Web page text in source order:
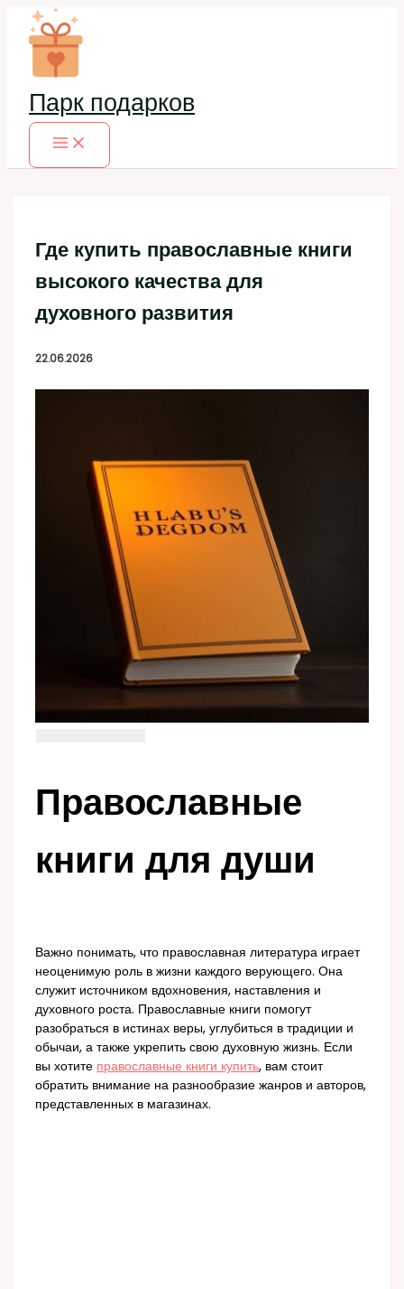
Перейти
содержимому
Парк подарков
Где купить православные книги
высокого качества для
духовного развития
22.06.2026
Православные
книги для души
Важно понимать, что православная литература играет
неоценимую роль в жизни каждого верующего. Она
служит источником вдохновения, наставления и
духовного роста. Православные книги помогут
разобраться в истинах веры, углубиться в традиции и
обычаи, а также укрепить свою духовную жизнь. Если
вы хотите православные книги купить, вам стоит
обратить внимание на разнообразие жанров и авторов,
представленных в магазинах.